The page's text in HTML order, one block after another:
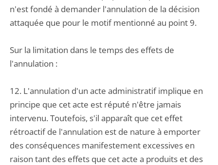
n'est fondé à demander l'annulation de la décision
attaquée que pour le motif mentionné au point 9.
Sur la limitation dans le temps des effets de
l'annulation :
12. L'annulation d'un acte administratif implique en
principe que cet acte est réputé n'être jamais
intervenu. Toutefois, s'il apparaît que cet effet
rétroactif de l'annulation est de nature à emporter
des conséquences manifestement excessives en
raison tant des effets que cet acte a produits et des